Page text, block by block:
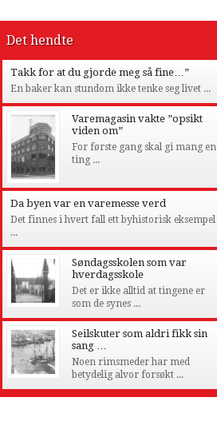
Det hendte
Takk for at du gjorde meg så fine…”
En baker kan stundom ikke tenke seg livet ...
Varemagasin vakte ”opsikt
viden om”
For første gang skal gi mang en
ting ...
Da byen var en varemesse verd
Det finnes i hvert fall ett byhistorisk eksempel
...
Søndagsskolen som var
hverdagsskole
Det er ikke alltid at tingene er
som de synes ...
Seilskuter som aldri fikk sin
sang …
Noen rimsmeder har med
betydelig alvor forsøkt ...